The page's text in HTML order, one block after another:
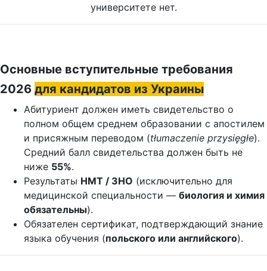
университете нет.
Основные вступительные требования
2026 для кандидатов из Украины
Абитуриент должен иметь свидетельство о
полном общем среднем образовании с апостилем
и присяжным переводом (tłumaczenie przysięgłe).
Средний балл свидетельства должен быть не
ниже 55%.
Результаты НМТ / ЗНО (исключительно для
медицинской специальности — биология и химия
обязательны).
Обязателен сертификат, подтверждающий знание
языка обучения (польского или английского).